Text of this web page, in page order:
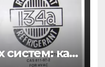
систем: как